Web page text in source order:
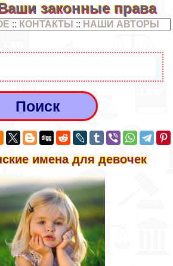
законные права
:: КОНТАКТЫ :: НАШИ АВТОРЫ
имена для девочек